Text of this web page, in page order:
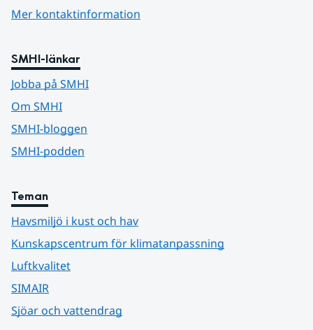
Mer kontaktinformation
SMHI-länkar
Jobba på SMHI
Om SMHI
SMHI-bloggen
SMHI-podden
Teman
Havsmiljö i kust och hav
Kunskapscentrum för klimatanpassning
Luftkvalitet
SIMAIR
Sjöar och vattendrag